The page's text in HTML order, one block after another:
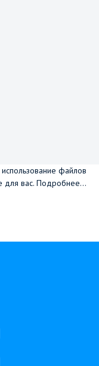
файлов
для вас. Подробнее...